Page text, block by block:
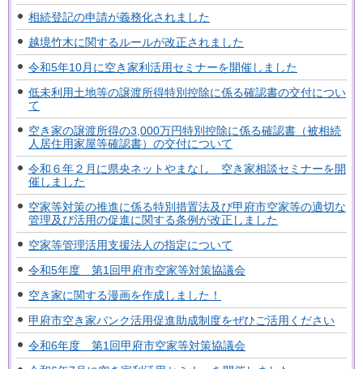
相続登記の申請が義務化されました
越境竹木に関するルールが改正されました
令和5年10月に空き家利活用セミナーを開催しました
低未利用土地等の譲渡所得特別控除に係る確認書の交付につい
て
空き家の譲渡所得の3,000万円特別控除に係る確認書（被相続
人居住用家屋等確認書）の交付について
令和６年２月に県央ネットやまなし 空き家相談セミナーを開
催しました
空家等対策の推進に係る特別措置法及び甲府市空家等の適切な
管理及び活用の促進に関する条例が改正しました
空家等管理活用支援法人の指定について
令和5年度 第1回甲府市空家等対策協議会
空き家に関する漫画を作成しました！
甲府市空き家バンク活用促進助成制度をぜひご活用ください
令和6年度 第1回甲府市空家等対策協議会